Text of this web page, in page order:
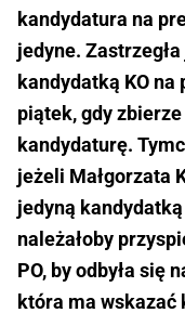
kandydatura na
jedyne.
kandydatką KO na
piątek, gdy
kandydaturę.
jeżeli Małgorzata
jedyną
należałoby
PO, by odbyła się
która ma wskazać